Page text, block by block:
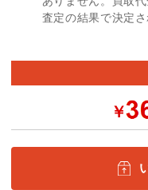
査定の結果で決定さ
￥